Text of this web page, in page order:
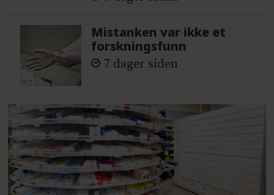
Mistanken var ikke et
forskningsfunn
7 dager siden